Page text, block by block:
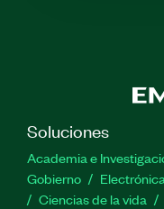
Soluciones
Academia e
Gobierno
Ciencias de la vida